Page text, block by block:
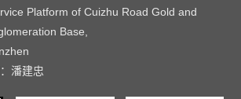
Platform of Cuizhu Road Gold and
Base,
潘建忠